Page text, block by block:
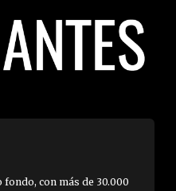
con más de 30.000